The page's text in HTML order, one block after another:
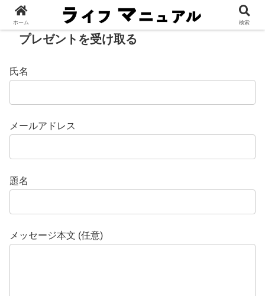
プレゼントを受け取る
氏名
メールアドレス
題名
メッセージ本文 (任意)
ホーム 検索